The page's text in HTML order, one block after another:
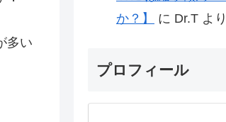
多い
か？】
に Dr.T より
プロフィール